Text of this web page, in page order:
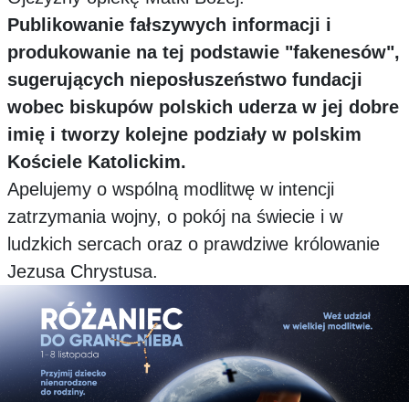
Publikowanie fałszywych informacji i
produkowanie na tej podstawie "fakenesów",
sugerujących nieposłuszeństwo fundacji
wobec biskupów polskich uderza w jej dobre
imię i tworzy kolejne podziały w polskim
Kościele Katolickim.
Apelujemy o wspólną modlitwę w intencji
zatrzymania wojny, o pokój na świecie i w
ludzkich sercach oraz o prawdziwe królowanie
Jezusa Chrystusa.